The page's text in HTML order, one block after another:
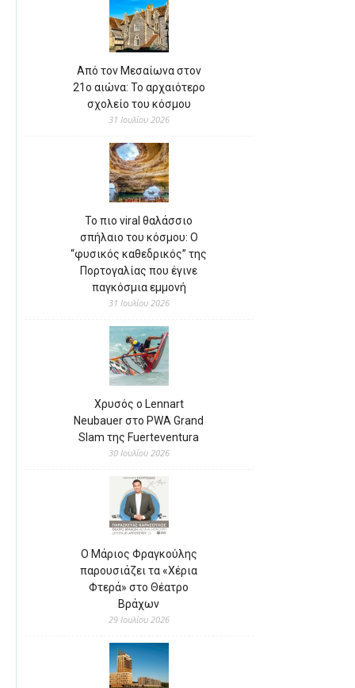
Από τον Μεσαίωνα στον
21ο αιώνα: Το αρχαιότερο
σχολείο του κόσμου
31 Ιουλίου 2026
Το πιο viral θαλάσσιο
σπήλαιο του κόσμου: Ο
“φυσικός καθεδρικός” της
Πορτογαλίας που έγινε
παγκόσμια εμμονή
31 Ιουλίου 2026
Χρυσός ο Lennart
Neubauer στο PWA Grand
Slam της Fuerteventura
30 Ιουλίου 2026
Ο Μάριος Φραγκούλης
παρουσιάζει τα «Χέρια
Φτερά» στο Θέατρο
Βράχων
29 Ιουλίου 2026